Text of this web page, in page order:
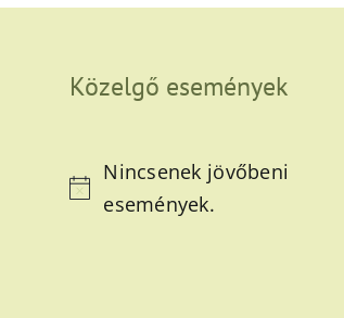
Közelgő események
Notice
Nincsenek jövőbeni
események.